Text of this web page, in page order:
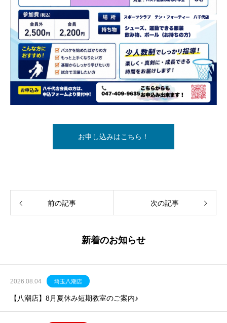
お申し込みはこちら！
前の記事 次の記事
新着のお知らせ
2026.08.04 埼玉八潮店
【八潮店】8月夏休み短期教室のご案内♪